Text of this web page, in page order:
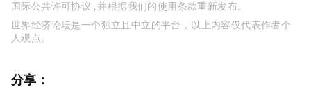
国际公共许可协议 , 并根据我们的使用条款重新发布。
世界经济论坛是一个独立且中立的平台，以上内容仅代表作者个
人观点。
分享：